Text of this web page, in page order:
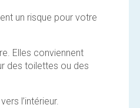
un risque pour votre
Elles conviennent
des toilettes ou des
l’intérieur.